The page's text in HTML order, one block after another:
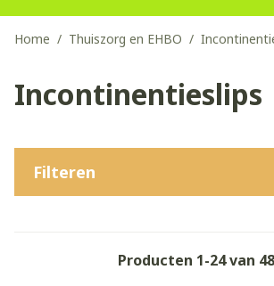
Home / Thuiszorg en EHBO /
Incontinentieslips
Filteren
Producten 1-24van